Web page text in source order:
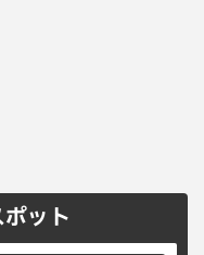
ット